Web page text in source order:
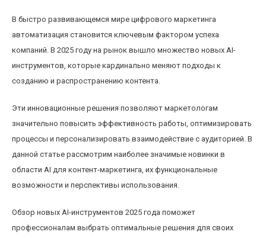
В быстро развивающемся мире цифрового маркетинга
автоматизация становится ключевым фактором успеха
компаний. В 2025 году на рынок вышло множество новых AI-
инструментов, которые кардинально меняют подходы к
созданию и распространению контента.
Эти инновационные решения позволяют маркетологам
значительно повысить эффективность работы, оптимизировать
процессы и персонализировать взаимодействие с аудиторией. В
данной статье рассмотрим наиболее значимые новинки в
области AI для контент-маркетинга, их функциональные
возможности и перспективы использования.
Обзор новых AI-инструментов 2025 года поможет
профессионалам выбрать оптимальные решения для своих